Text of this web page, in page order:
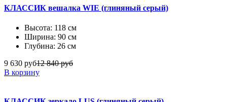
КЛАССИК вешалка WIE (глиняный серый)
Высота: 118 см
Ширина: 90 см
Глубина: 26 см
9 630 руб12 840 руб
В корзину